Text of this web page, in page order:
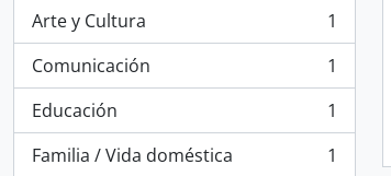
Arte y Cultura
, 1 resultados
1
Comunicación
, 1 resultados
1
Educación
, 1 resultados
1
Familia / Vida doméstica
, 1 resultados
1